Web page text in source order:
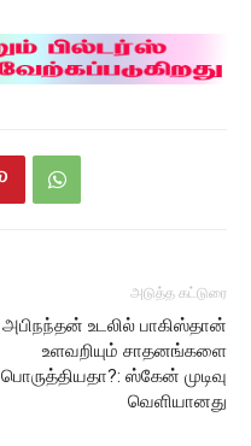
அடுத்த கட்டுரை
அபிநந்தன் உடலில் பாகிஸ்தான்
உளவறியும் சாதனங்களை
பொருத்தியதா?: ஸ்கேன் முடிவு
வெளியானது